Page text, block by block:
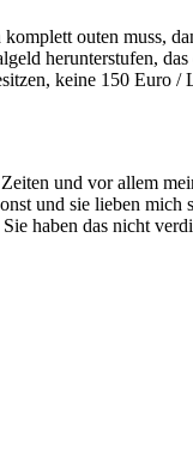
outen muss,
herunterstufen,
keine 150 Euro /
und vor allem
und sie lieben
haben das nicht